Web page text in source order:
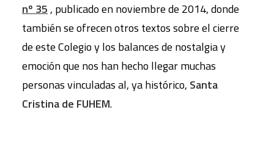
nº 35 , publicado en noviembre de 2014, donde
también se ofrecen otros textos sobre el cierre
de este Colegio y los balances de nostalgia y
emoción que nos han hecho llegar muchas
personas vinculadas al, ya histórico, Santa
Cristina de FUHEM.